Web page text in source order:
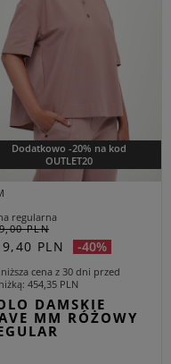
Dodatkowo -20% na kod
OUTLET20
regularna
PLN
PLN -40%
cena z 30 dni przed
454,35 PLN
DAMSKIE
MM RÓŻOWY